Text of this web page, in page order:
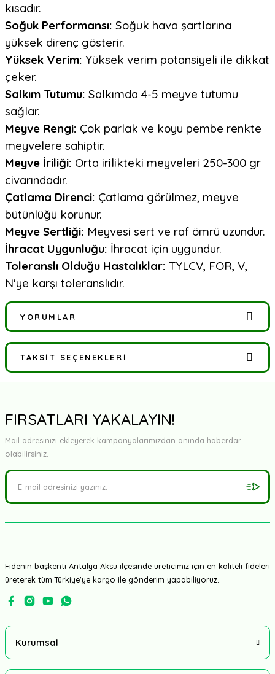
kısadır.
Soğuk Performansı: Soğuk hava şartlarına
yüksek direnç gösterir.
Yüksek Verim: Yüksek verim potansiyeli ile dikkat
çeker.
Salkım Tutumu: Salkımda 4-5 meyve tutumu
sağlar.
Meyve Rengi: Çok parlak ve koyu pembe renkte
meyvelere sahiptir.
Meyve İriliği: Orta irilikteki meyveleri 250-300 gr
civarındadır.
Çatlama Direnci: Çatlama görülmez, meyve
bütünlüğü korunur.
Meyve Sertliği: Meyvesi sert ve raf ömrü uzundur.
İhracat Uygunluğu: İhracat için uygundur.
Toleranslı Olduğu Hastalıklar: TYLCV, FOR, V,
N'ye karşı toleranslıdır.
YORUMLAR
Bu ürüne ilk yorumu siz yapın!
TAKSIT SEÇENEKLERI
FIRSATLARI YAKALAYIN!
Mail adresinizi ekleyerek kampanyalarımızdan anında haberdar
olabilirsiniz.
Fidenin başkenti Antalya Aksu ilçesinde üreticimiz için en kaliteli fideleri
üreterek tüm Türkiye'ye kargo ile gönderim yapabiliyoruz.
Kurumsal